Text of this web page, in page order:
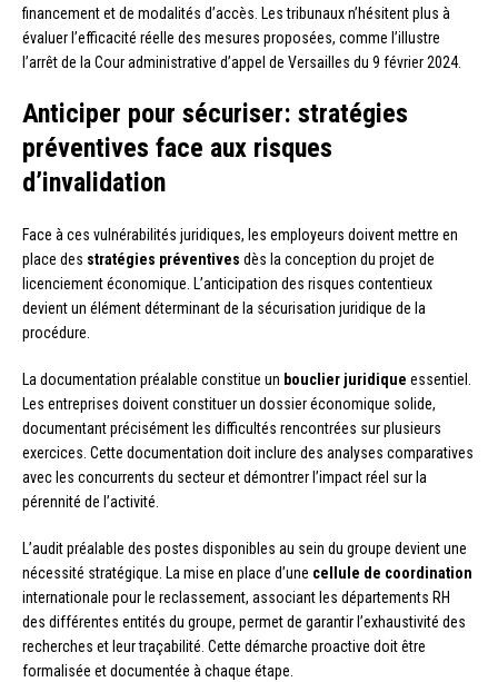
financement et de modalités d’accès. Les tribunaux n’hésitent plus à
évaluer l’efficacité réelle des mesures proposées, comme l’illustre
l’arrêt de la Cour administrative d’appel de Versailles du 9 février 2024.
Anticiper pour sécuriser: stratégies
préventives face aux risques
d’invalidation
Face à ces vulnérabilités juridiques, les employeurs doivent mettre en
place des stratégies préventives dès la conception du projet de
licenciement économique. L’anticipation des risques contentieux
devient un élément déterminant de la sécurisation juridique de la
procédure.
La documentation préalable constitue un bouclier juridique essentiel.
Les entreprises doivent constituer un dossier économique solide,
documentant précisément les difficultés rencontrées sur plusieurs
exercices. Cette documentation doit inclure des analyses comparatives
avec les concurrents du secteur et démontrer l’impact réel sur la
pérennité de l’activité.
L’audit préalable des postes disponibles au sein du groupe devient une
nécessité stratégique. La mise en place d’une cellule de coordination
internationale pour le reclassement, associant les départements RH
des différentes entités du groupe, permet de garantir l’exhaustivité des
recherches et leur traçabilité. Cette démarche proactive doit être
formalisée et documentée à chaque étape.